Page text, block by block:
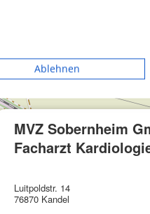
MVZ Sobernheim
Facharzt
Luitpoldstr. 14
76870 Kandel
von Werbeanzeigen
Werbung
Werbung
von Inhalten
Inhalte
Ablehnen